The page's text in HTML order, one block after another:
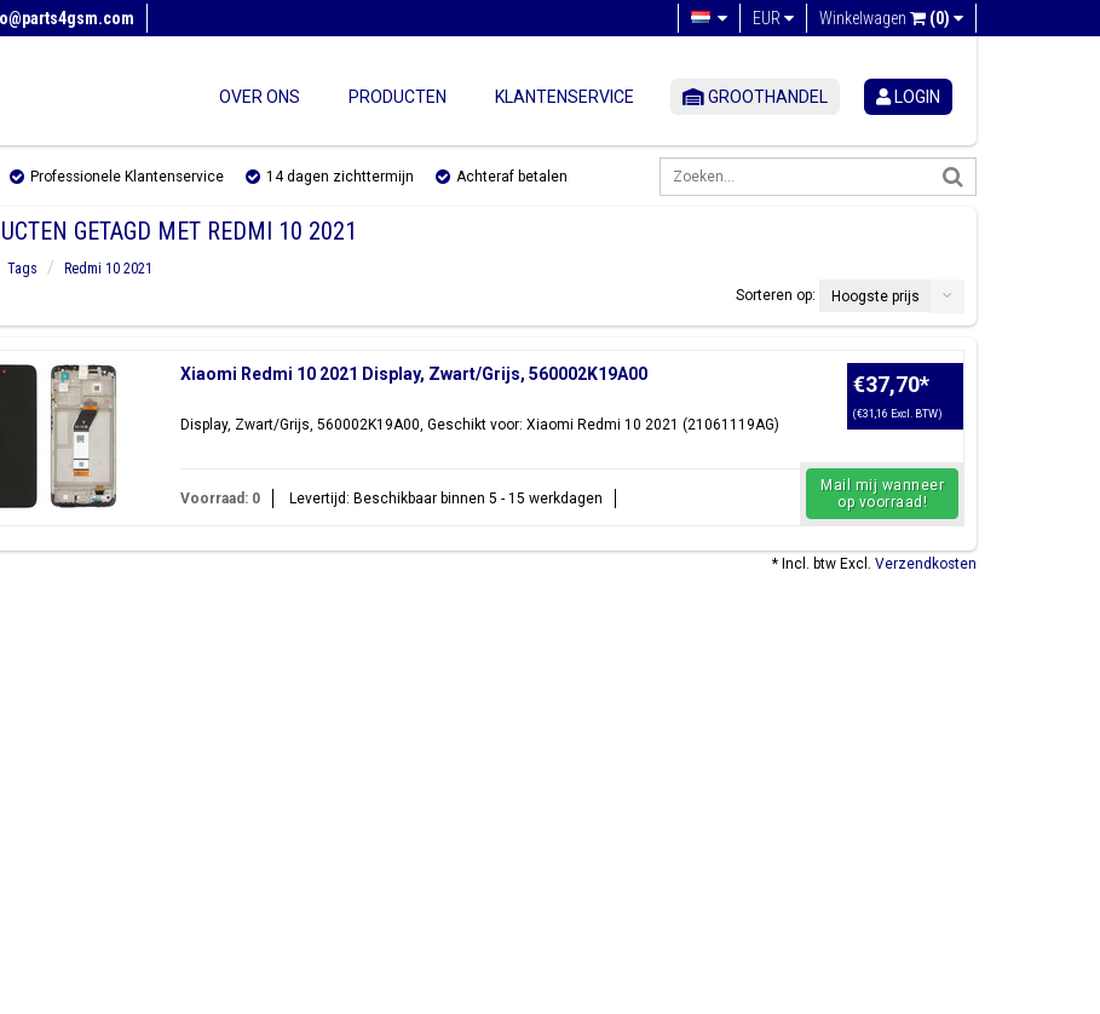
Winkelwagen (0)
EUR
OVER ONS PRODUCTEN KLANTENSERVICE GROOTHANDEL LOGIN
Professionele Klantenservice 14 dagen zichttermijn Achteraf betalen
GETAGD MET REDMI 10 2021
Tags
Redmi 10 2021
Sorteren op:
Hoogste prijs
Xiaomi Redmi 10 2021 Display, Zwart/Grijs, 560002K19A00
Display, Zwart/Grijs, 560002K19A00, Geschikt voor: Xiaomi Redmi 10 2021 (21061119AG)
€37,70*
(€31,16 Excl. BTW)
Voorraad: 0 Levertijd: Beschikbaar binnen 5 - 15 werkdagen
Mail mij wanneer
op voorraad!
* Incl. btw Excl. Verzendkosten